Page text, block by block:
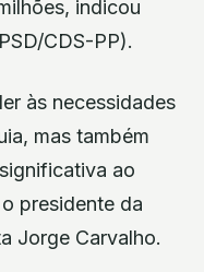
indicou
CDS-PP).
às necessidades
mas também
ao
presidente da
Jorge Carvalho.